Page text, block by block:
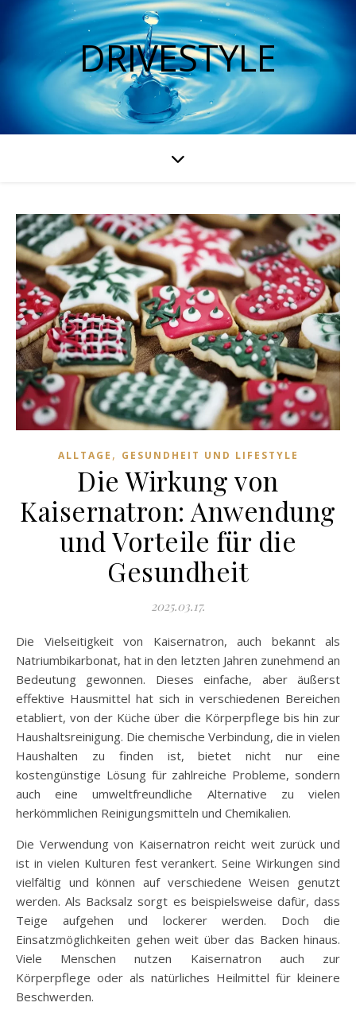
DRIVESTYLE
ALLTAGE , GESUNDHEIT UND LIFESTYLE
Die Wirkung von
Kaisernatron: Anwendung
und Vorteile für die
Gesundheit
2025.03.17.
Die Vielseitigkeit von Kaisernatron, auch bekannt als
Natriumbikarbonat, hat in den letzten Jahren zunehmend an
Bedeutung gewonnen. Dieses einfache, aber äußerst
effektive Hausmittel hat sich in verschiedenen Bereichen
etabliert, von der Küche über die Körperpflege bis hin zur
Haushaltsreinigung. Die chemische Verbindung, die in vielen
Haushalten zu finden ist, bietet nicht nur eine
kostengünstige Lösung für zahlreiche Probleme, sondern
auch eine umweltfreundliche Alternative zu vielen
herkömmlichen Reinigungsmitteln und Chemikalien.
Die Verwendung von Kaisernatron reicht weit zurück und
ist in vielen Kulturen fest verankert. Seine Wirkungen sind
vielfältig und können auf verschiedene Weisen genutzt
werden. Als Backsalz sorgt es beispielsweise dafür, dass
Teige aufgehen und lockerer werden. Doch die
Einsatzmöglichkeiten gehen weit über das Backen hinaus.
Viele Menschen nutzen Kaisernatron auch zur
Körperpflege oder als natürliches Heilmittel für kleinere
Beschwerden.